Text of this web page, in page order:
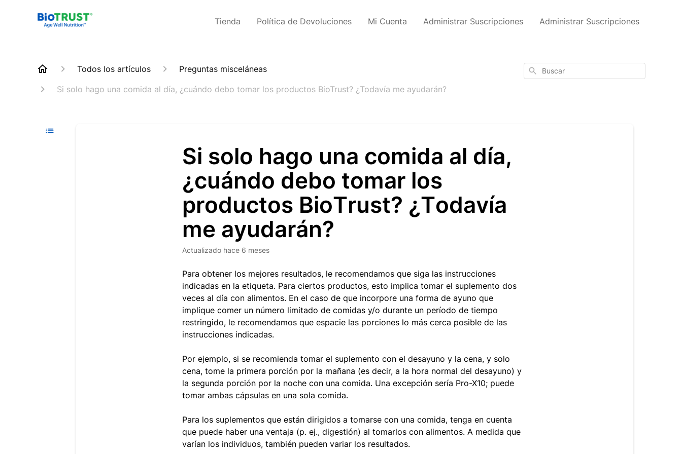
Tienda Política de Devoluciones Mi Cuenta Administrar Suscripciones Administrar Suscripciones
Todos los artículos
Preguntas misceláneas
Si solo hago una comida al día, ¿cuándo debo tomar los productos BioTrust? ¿Todavía me ayudarán?
Buscar
Si solo hago una comida al día,
¿cuándo debo tomar los
productos BioTrust? ¿Todavía
me ayudarán?
Actualizado hace 6 meses
Para obtener los mejores resultados, le recomendamos que siga las instrucciones
indicadas en la etiqueta. Para ciertos productos, esto implica tomar el suplemento dos
veces al día con alimentos. En el caso de que incorpore una forma de ayuno que
implique comer un número limitado de comidas y/o durante un período de tiempo
restringido, le recomendamos que espacie las porciones lo más cerca posible de las
instrucciones indicadas.
Por ejemplo, si se recomienda tomar el suplemento con el desayuno y la cena, y solo
cena, tome la primera porción por la mañana (es decir, a la hora normal del desayuno) y
la segunda porción por la noche con una comida. Una excepción sería Pro-X10; puede
tomar ambas cápsulas en una sola comida.
Para los suplementos que están dirigidos a tomarse con una comida, tenga en cuenta
que puede haber una ventaja (p. ej., digestión) al tomarlos con alimentos. A medida que
varían los individuos, también pueden variar los resultados.